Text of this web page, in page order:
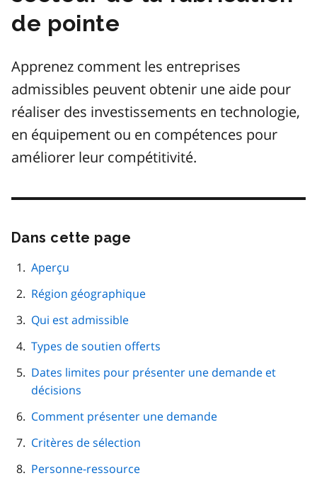
de pointe
Apprenez comment les entreprises
admissibles peuvent obtenir une aide pour
réaliser des investissements en technologie,
en équipement ou en compétences pour
améliorer leur compétitivité.
Dans cette page
page
Aperçu
Région géographique
Qui est admissible
Types de soutien offerts
Dates limites pour présenter une demande et
décisions
Comment présenter une demande
Critères de sélection
Personne-ressource